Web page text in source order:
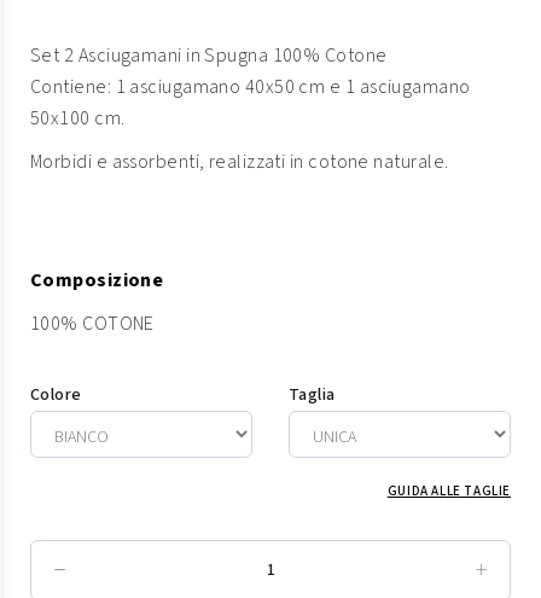
Set 2 Asciugamani in Spugna 100% Cotone
Contiene: 1 asciugamano 40x50 cm e 1 asciugamano
50x100 cm.
Morbidi e assorbenti, realizzati in cotone naturale.
Composizione
100% COTONE
Colore Taglia
GUIDA ALLE TAGLIE